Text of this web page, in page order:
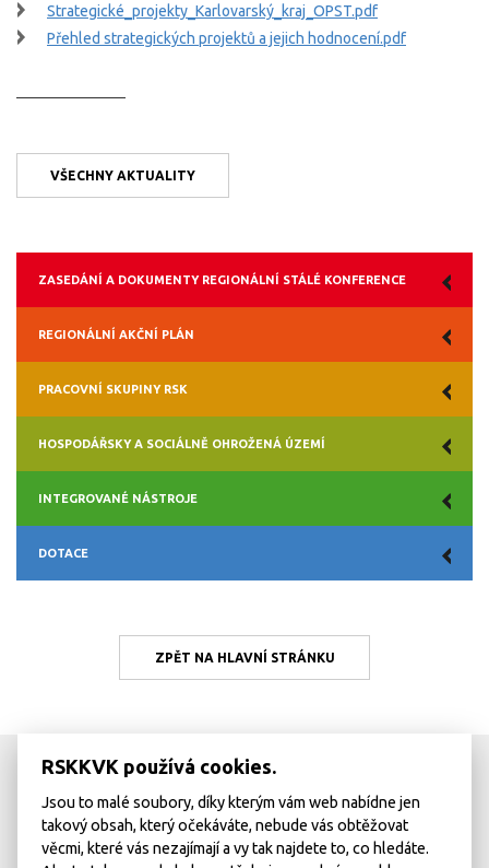
Strategické_projekty_Karlovarský_kraj_OPST.pdf
Přehled strategických projektů a jejich hodnocení.pdf
VŠECHNY AKTUALITY
ZASEDÁNÍ A DOKUMENTY REGIONÁLNÍ STÁLÉ KONFERENCE
REGIONÁLNÍ AKČNÍ PLÁN
PRACOVNÍ SKUPINY RSK
HOSPODÁŘSKY A SOCIÁLNĚ OHROŽENÁ ÚZEMÍ
INTEGROVANÉ NÁSTROJE
DOTACE
ZPĚT NA HLAVNÍ STRÁNKU
RSKKVK používá cookies.
Jsou to malé soubory, díky kterým vám web nabídne jen
takový obsah, který očekáváte, nebude vás obtěžovat
věcmi, které vás nezajímají a vy tak najdete to, co hledáte.